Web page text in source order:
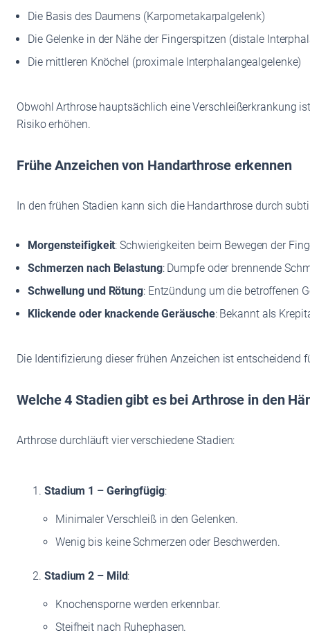
Die Basis des Daumens (Karpometakarpalgelenk)
Die Gelenke in der Nähe der Fingerspitzen (distale
Die mittleren Knöchel (proximale Interphalangealgelenke)
Obwohl Arthrose hauptsächlich eine Verschleißerkrankung
Risiko erhöhen.
Frühe Anzeichen von Handarthrose erkennen
In den frühen Stadien kann sich die Handarthrose durch
Morgensteifigkeit: Schwierigkeiten beim Bewegen der
Schmerzen nach Belastung: Dumpfe oder brennende
Schwellung und Rötung: Entzündung um die betroffenen
Klickende oder knackende Geräusche: Bekannt als
Die Identifizierung dieser frühen Anzeichen ist
Welche 4 Stadien gibt es bei Arthrose in den
Arthrose durchläuft vier verschiedene Stadien:
Stadium 1 – Geringfügig:
Minimaler Verschleiß in den Gelenken.
Wenig bis keine Schmerzen oder Beschwerden.
Stadium 2 – Mild:
Knochensporne werden erkennbar.
Steifheit nach Ruhephasen.